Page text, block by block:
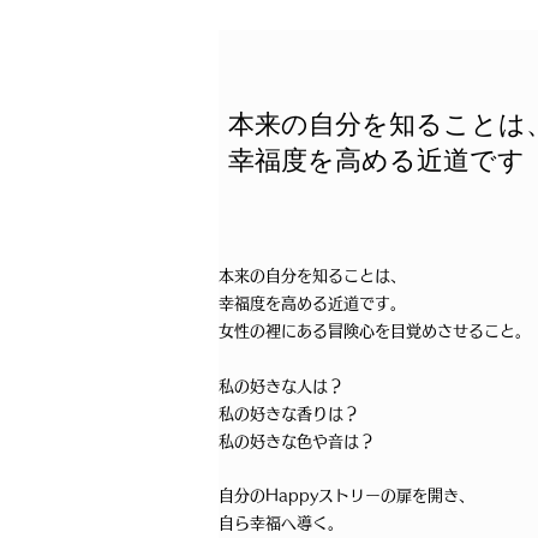
本来の自分を知ることは
幸福度を高める近道です
本来の自分を知ることは、
幸福度を高める近道です。
女性の裡にある冒険心を目覚めさせること。
私の好きな人は？
私の好きな香りは？
私の好きな色や音は？
自分のHappyストリーの扉を開き、
自ら幸福へ導く。